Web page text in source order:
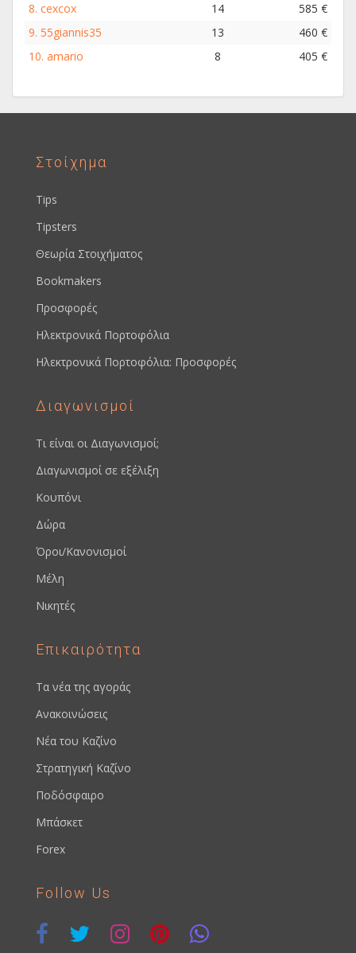
8. cexcox 14
585 €
9. 55giannis35 13
460 €
10. amario 8 405 €
Στοίχημα
Tips
Tipsters
Θεωρία Στοιχήματος
Bookmakers
Προσφορές
Ηλεκτρονικά Πορτοφόλια
Ηλεκτρονικά Πορτοφόλια: Προσφορές
Διαγωνισμοί
Τι είναι οι Διαγωνισμοί;
Διαγωνισμοί σε εξέλιξη
Κουπόνι
Δώρα
Όροι/Κανονισμοί
Μέλη
Νικητές
Επικαιρότητα
Τα νέα της αγοράς
Ανακοινώσεις
Νέα του Καζίνο
Στρατηγική Καζίνο
Ποδόσφαιρο
Μπάσκετ
Forex
Follow Us